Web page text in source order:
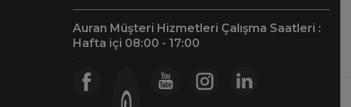
Auran Müşteri Hizmetleri Çalışma Saatleri :
Hafta içi 08:00 - 17:00